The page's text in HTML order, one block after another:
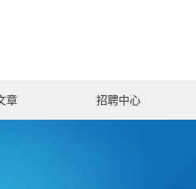
章 招聘中心